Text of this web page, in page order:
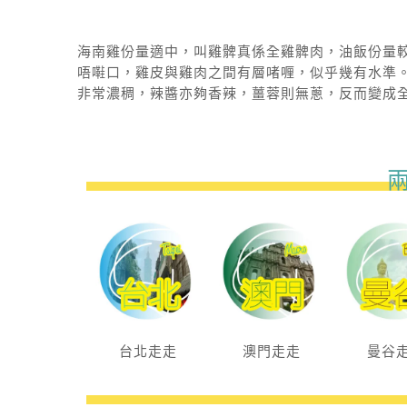
海南雞份量適中，叫雞髀真係全雞髀肉，油飯份
唔嚡口，雞皮與雞肉之間有層啫喱，似乎幾有水
非常濃稠，辣醬亦夠香辣，薑蓉則無蔥，反而變成
台北走走 澳門走走 曼谷